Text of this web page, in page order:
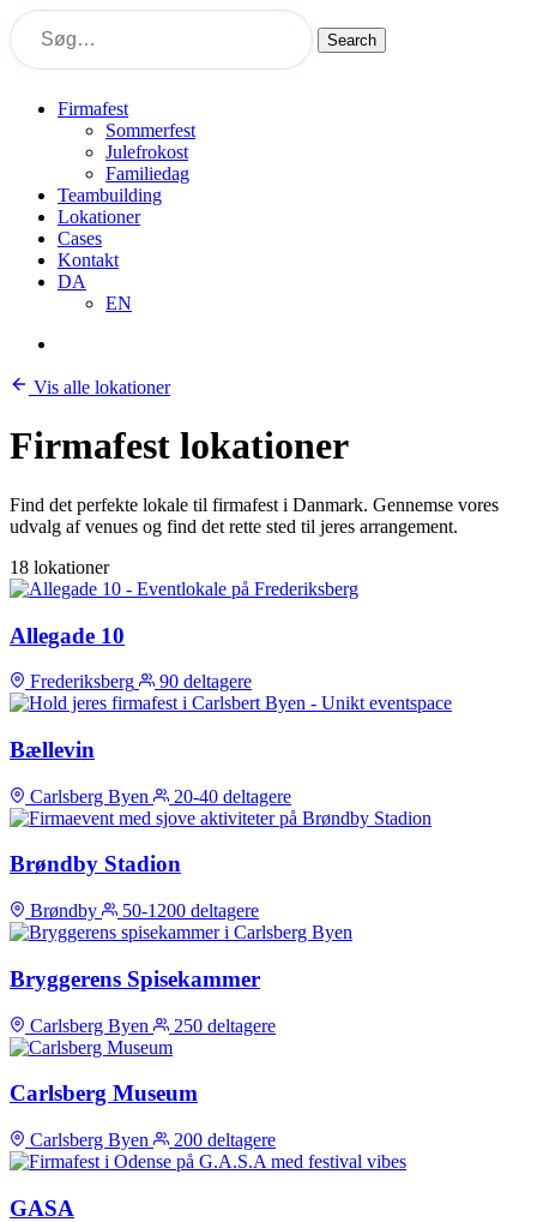
Skip
to
main
Search
Close
Menu
Firmafest
Sommerfest
Julefrokost
Familiedag
Teambuilding
Lokationer
Cases
Kontakt
DA
EN
Vis alle lokationer
Firmafest lokationer
Find det perfekte lokale til firmafest i Danmark. Gennemse vores
udvalg af venues og find det rette sted til jeres arrangement.
18 lokationer
Allegade 10
Frederiksberg 90 deltagere
Bællevin
Carlsberg Byen 20-40 deltagere
Brøndby Stadion
Brøndby 50-1200 deltagere
Bryggerens Spisekammer
Carlsberg Byen 250 deltagere
Carlsberg Museum
Carlsberg Byen 200 deltagere
GASA